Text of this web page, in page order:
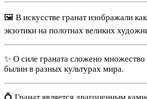
🖼 В искусстве гранат изображали как
экзотики на полотнах великих
✨ О силе граната сложено
былин в разных культурах мира.